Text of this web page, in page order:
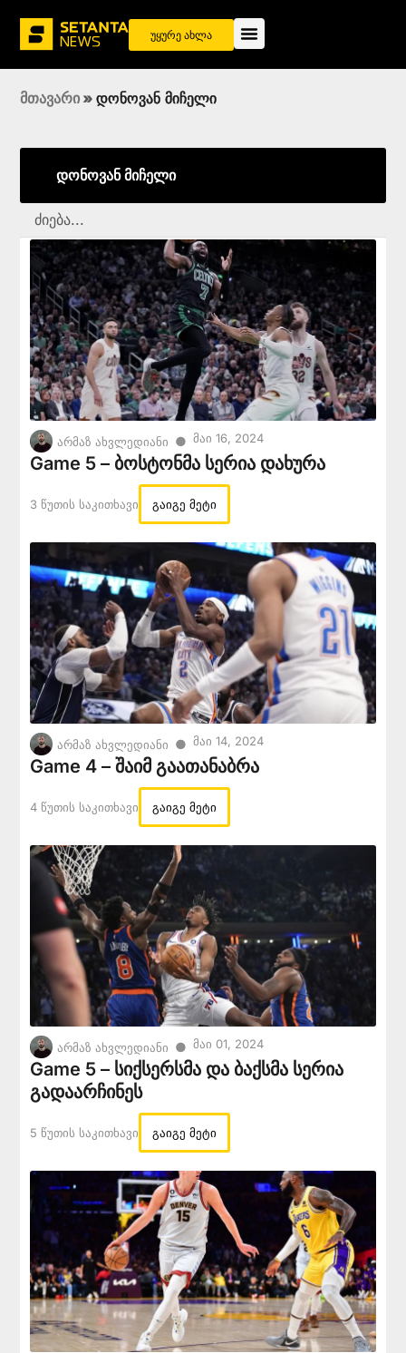
უყურე ახლა
მთავარი » დონოვან მიჩელი
დონოვან მიჩელი
არმაზ ახვლედიანი ● Მაი 16, 2024
Game 5 – ბოსტონმა სერია დახურა
3 Წუთის Საკითხავი გაიგე მეტი
არმაზ ახვლედიანი ● Მაი 14, 2024
Game 4 – შაიმ გაათანაბრა
4 Წუთის Საკითხავი გაიგე მეტი
არმაზ ახვლედიანი ● Მაი 01, 2024
Game 5 – სიქსერსმა და ბაქსმა სერია
გადაარჩინეს
5 Წუთის Საკითხავი გაიგე მეტი